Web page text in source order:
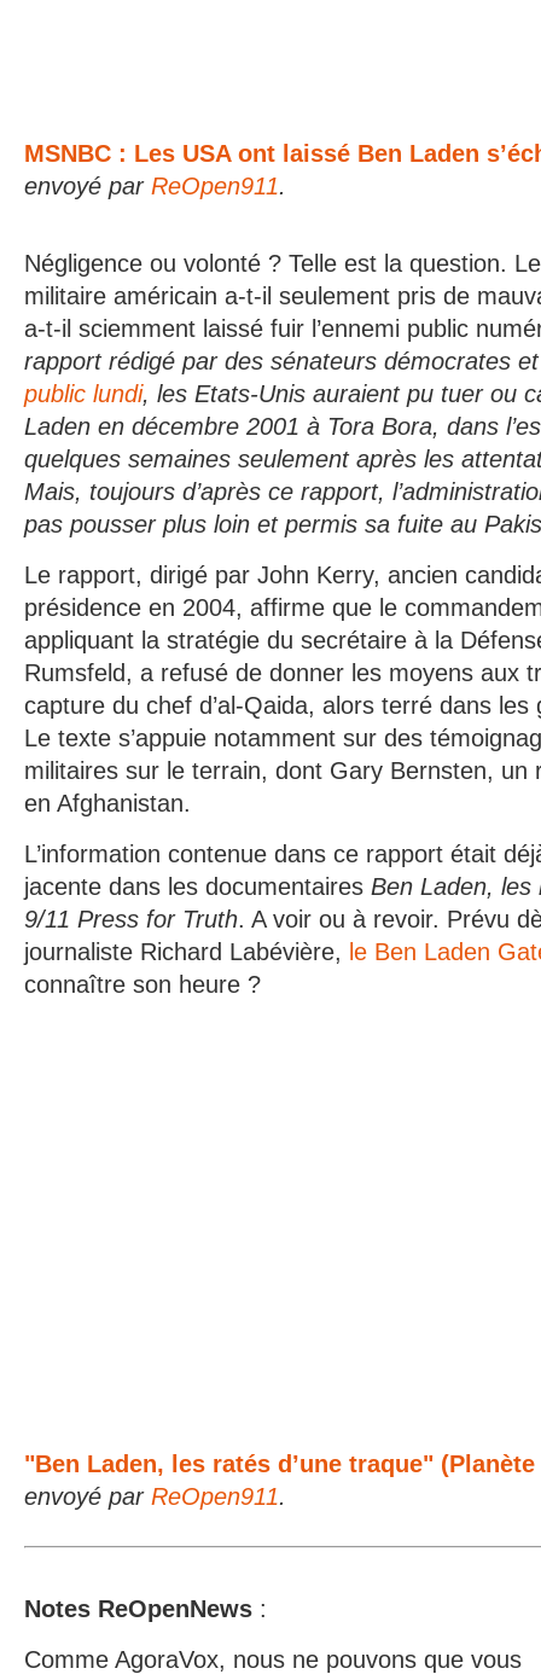
MSNBC : Les USA ont laissé Ben Laden
envoyé par ReOpen911.
Négligence ou volonté ? Telle est la question.
militaire américain a-t-il seulement pris de
a-t-il sciemment laissé fuir l’ennemi public
rapport rédigé par des sénateurs démocrates
public lundi, les Etats-Unis auraient pu tuer ou
Laden en décembre 2001 à Tora Bora, dans
quelques semaines seulement après les
Mais, toujours d’après ce rapport,
pas pousser plus loin et permis sa fuite au
Le rapport, dirigé par John Kerry, ancien
présidence en 2004, affirme que le
appliquant la stratégie du secrétaire à la
Rumsfeld, a refusé de donner les moyens aux
capture du chef d’al-Qaida, alors terré dans les
Le texte s’appuie notamment sur des
militaires sur le terrain, dont Gary Bernsten, un
en Afghanistan.
L’information contenue dans ce rapport était
jacente dans les documentaires Ben Laden, les
9/11 Press for Truth. A voir ou à revoir. Prévu
journaliste Richard Labévière, le Ben Laden
connaître son heure ?
"Ben Laden, les ratés d’une traque" (Planète
envoyé par ReOpen911.
Notes ReOpenNews :
Comme AgoraVox, nous ne pouvons que vous